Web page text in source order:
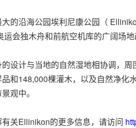
的沿海公园埃利尼康公园（
运会独木舟和前航空机库的广阔场
设计与当地的自然湿地相协调，
和148,000棵灌木，以及自然净化
观中。
关Ellinikon的更多信息，请访问